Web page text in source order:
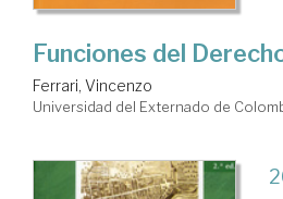
Funciones del
Ferrari, Vincenzo
Universidad del Externado de